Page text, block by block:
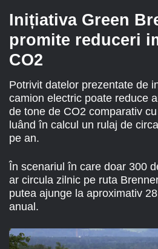
Inițiativa Green
promite reduceri
CO2
Potrivit datelor prezentate de
camion electric poate reduce
de tone de CO2 comparativ
luând în calcul un rulaj de
pe an.
În scenariul în care doar 300
ar circula zilnic pe ruta
putea ajunge la aproximativ
anual.